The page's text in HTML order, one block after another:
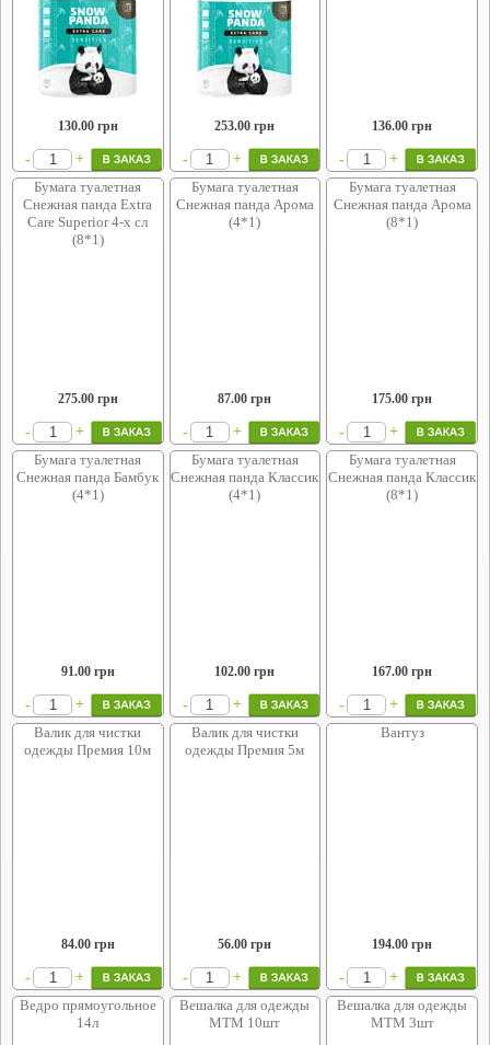
130.00грн
- +
253.00 грн
- +
136.00 грн
-
+
Бумага туалетная
Снежная панда Extra
Care Superior 4-х сл
(8*1)
275.00грн
- +
Бумага туалетная
Снежная панда Арома
(4*1)
87.00 грн
- +
Бумага туалетная
Снежная панда Арома
(8*1)
175.00 грн
-
+
Бумага туалетная
Снежная панда Бамбук
(4*1)
91.00грн
- +
Бумага туалетная
Снежная панда Классик
(4*1)
102.00 грн
- +
Бумага туалетная
Снежная панда Классик
(8*1)
167.00 грн
-
+
Валик для чистки
одежды Премия 10м
84.00грн
- +
Валик для чистки
одежды Премия 5м
56.00 грн
- +
Вантуз
194.00 грн
-
+
Ведро прямоугольное
14л
Вешалка для одежды
МТМ 10шт
Вешалка для одежды
МТМ 3шт